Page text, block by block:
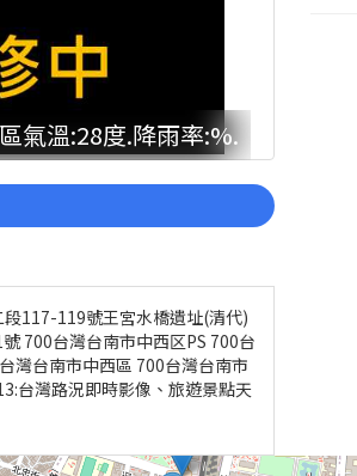
氣溫:28度.降雨率:%.
117-119號王宮水橋遺址(清代)
700台灣台南市中西区PS 700台
灣台南市中西區 700台灣台南市
台灣路況即時影像、旅遊景點天